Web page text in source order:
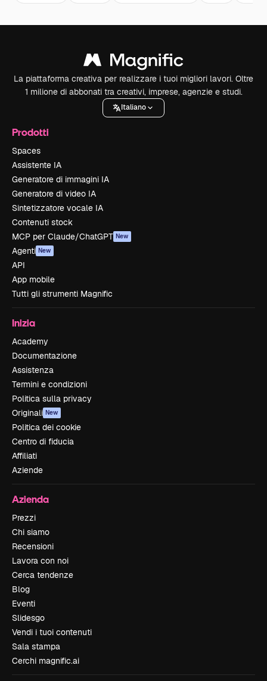
La piattaforma creativa per realizzare i tuoi migliori lavori. Oltre
1 milione di abbonati tra creativi, imprese, agenzie e studi.
Italiano
Prodotti
Spaces
Assistente IA
Generatore di immagini IA
Generatore di video IA
Sintetizzatore vocale IA
Contenuti stock
MCP per Claude/ChatGPT New
Agenti New
API
App mobile
Tutti gli strumenti Magnific
Inizia
Academy
Documentazione
Assistenza
Termini e condizioni
Politica sulla privacy
Originali New
Politica dei cookie
Centro di fiducia
Affiliati
Aziende
Azienda
Prezzi
Chi siamo
Recensioni
Lavora con noi
Cerca tendenze
Blog
Eventi
Slidesgo
Vendi i tuoi contenuti
Sala stampa
Cerchi magnific.ai